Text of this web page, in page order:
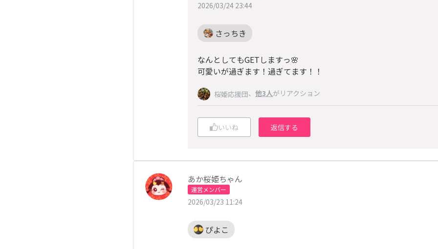
2026/03/24 23:44
さっちき
なんとしてもGETしますっ🌸
可愛いが過ぎます！過ぎてます！！
桜姫応援団、 他3人がリアクション
いいね 返信する
あか桜姫ちゃん
運営メンバー
2026/03/23 11:24
ぴよこ